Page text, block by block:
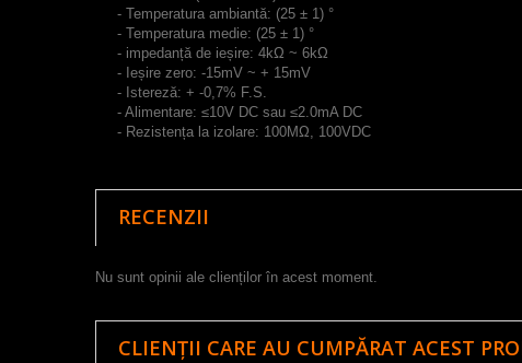
- Temperatura ambiantă: (25 ± 1) °
- Temperatura medie: (25 ± 1) °
- impedanță de ieșire: 4kΩ ~ 6kΩ
- Ieșire zero: -15mV ~ + 15mV
- Istereză: + -0,7% F.S.
- Alimentare: ≤10V DC sau ≤2.0mA DC
- Rezistența la izolare: 100MΩ, 100VDC
RECENZII
Nu sunt opinii ale clienților în acest moment.
CLIENȚII CARE AU CUMPĂRAT ACEST